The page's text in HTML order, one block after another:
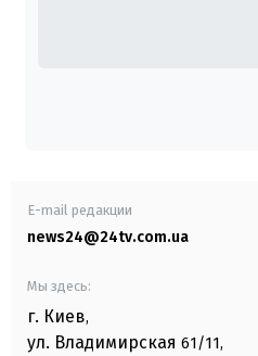
E-mail редакции
news24@24tv.com.ua
Мы здесь:
г. Киев,
ул. Владимирская 61/11,